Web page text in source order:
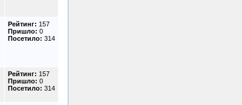
Рейтинг: 157
Пришло: 0
Посетило: 314
Рейтинг: 157
Пришло: 0
Посетило: 314